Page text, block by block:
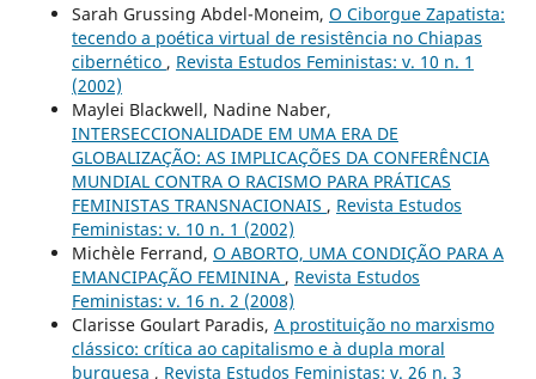
Sarah Grussing Abdel-Moneim, O Ciborgue Zapatista:
tecendo a poética virtual de resistência no Chiapas
cibernético , Revista Estudos Feministas: v. 10 n. 1
(2002)
Maylei Blackwell, Nadine Naber,
INTERSECCIONALIDADE EM UMA ERA DE
GLOBALIZAÇÃO: AS IMPLICAÇÕES DA CONFERÊNCIA
MUNDIAL CONTRA O RACISMO PARA PRÁTICAS
FEMINISTAS TRANSNACIONAIS , Revista Estudos
Feministas: v. 10 n. 1 (2002)
Michèle Ferrand, O ABORTO, UMA CONDIÇÃO PARA A
EMANCIPAÇÃO FEMININA , Revista Estudos
Feministas: v. 16 n. 2 (2008)
Clarisse Goulart Paradis, A prostituição no marxismo
clássico: crítica ao capitalismo e à dupla moral
burguesa , Revista Estudos Feministas: v. 26 n. 3